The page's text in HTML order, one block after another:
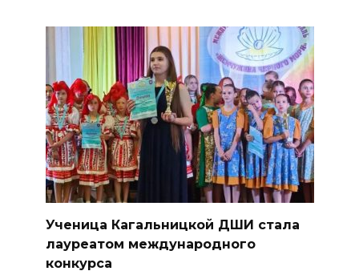
Ученица Кагальницкой ДШИ стала
лауреатом международного
конкурса